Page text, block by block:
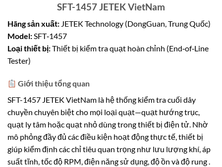
SFT-1457 JETEK VietNam
Hãng sản xuất: JETEK Technology (DongGuan, Trung Quốc)
Model:SFT‑1457
Loại thiết bị:Thiết bị kiểm tra quạt hoàn chỉnh (End‑of‑Line
Tester)
Giới thiệu tổng quan
SFT-1457 JETEK VietNam là hệ thống kiểm tra cuối dây
chuyền chuyên biệt cho mọi loại quạt—quạt hướng trục,
quạt ly tâm hoặc quạt nhỏ dùng trong thiết bị điện tử. Nhờ
mô phỏng đầy đủ các điều kiện hoạt động thực tế, thiết bị
giúp kiểm định các chỉ tiêu quan trọng như lưu lượng khí, áp
suất tĩnh, tốc độ RPM, điện năng sử dụng, độ ồn và độ rung.